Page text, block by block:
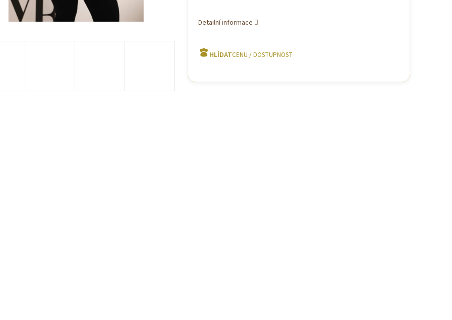
Detailní informace
HLÍDAT